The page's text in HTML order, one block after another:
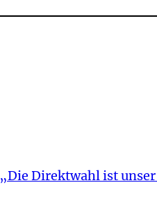
„Die Direktwahl ist